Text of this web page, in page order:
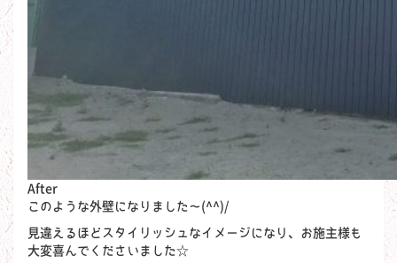
After
このような外壁になりました～(^^)/
見違えるほどスタイリッシュなイメージになり、お施主様も
大変喜んでくださいました☆